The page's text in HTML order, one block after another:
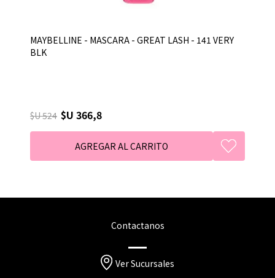
MAYBELLINE - MASCARA - GREAT LASH - 141 VERY
BLK
$U 524 $U 366,8
Contactanos
Ver Sucursales